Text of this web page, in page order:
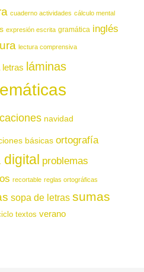
cuaderno actividades cálculo mental
expresión escrita gramática inglés
lectura comprensiva
letras láminas
navidad
básicas ortografía
digital problemas
recortable reglas ortográficas
sopa de letras sumas
textos verano